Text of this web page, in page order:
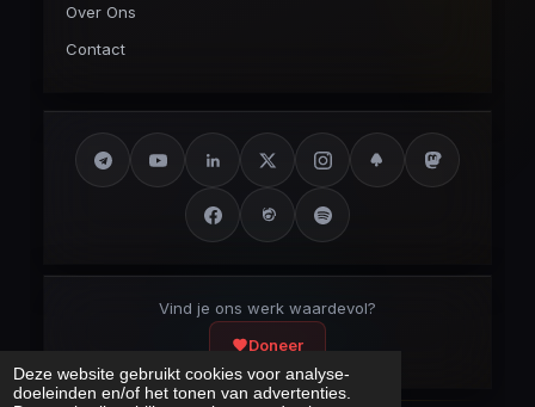
Deze website gebruikt cookies voor analyse-
doeleinden en/of het tonen van advertenties.
Over Ons
Contact
Vind je ons werk waardevol?
Doneer